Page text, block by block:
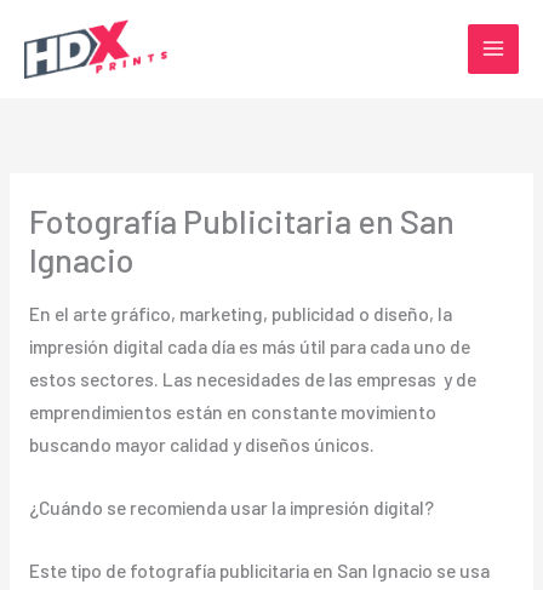
contenido
Fotografía Publicitaria en San
Ignacio
En el arte gráfico, marketing, publicidad o diseño, la
impresión digital cada día es más útil para cada uno de
estos sectores. Las necesidades de las empresas y de
emprendimientos están en constante movimiento
buscando mayor calidad y diseños únicos.
¿Cuándo se recomienda usar la impresión digital?
Este tipo de fotografía publicitaria en San Ignacio se usa